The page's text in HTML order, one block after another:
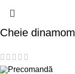
Cheie
Precomandă